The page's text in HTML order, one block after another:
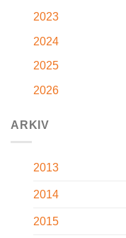
2023
2024
2025
2026
ARKIV
2013
2014
2015